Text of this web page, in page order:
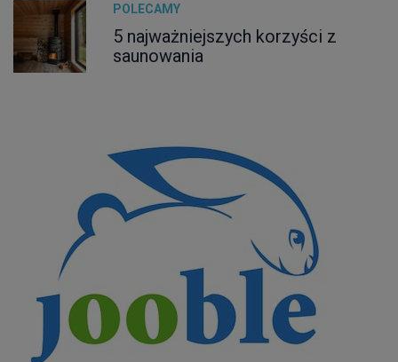
POLECAMY
5 najważniejszych korzyści z
saunowania